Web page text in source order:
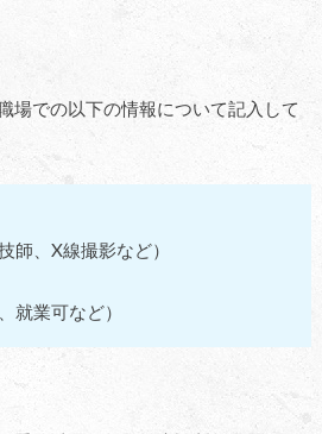
場での以下の情報について記入して
師、X線撮影など）
就業可など）